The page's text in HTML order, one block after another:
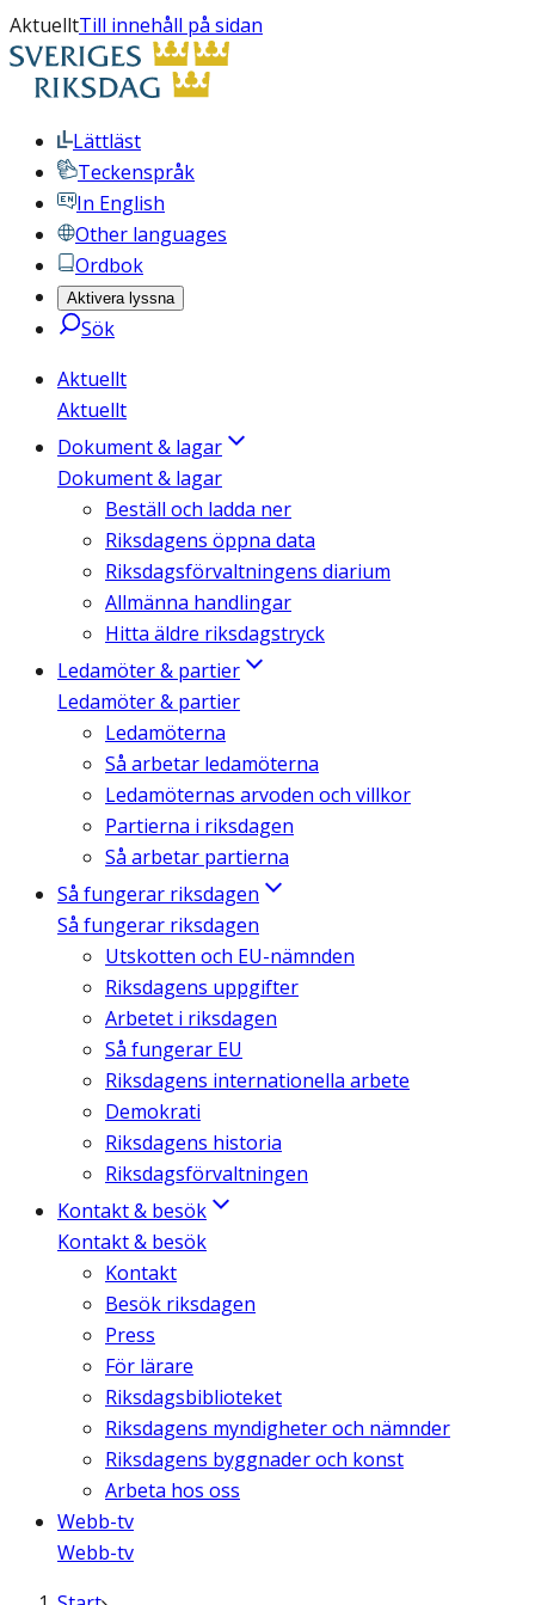
AktuelltTill innehåll på sidan
Lättläst
Teckenspråk
In English
Other languages
Ordbok
Aktivera lyssna
Sök
Aktuellt
Aktuellt
Dokument & lagar
Dokument & lagar
Beställ och ladda ner
Riksdagens öppna data
Riksdagsförvaltningens diarium
Allmänna handlingar
Hitta äldre riksdagstryck
Ledamöter & partier
Ledamöter & partier
Ledamöterna
Så arbetar ledamöterna
Ledamöternas arvoden och villkor
Partierna i riksdagen
Så arbetar partierna
Så fungerar riksdagen
Så fungerar riksdagen
Utskotten och EU-nämnden
Riksdagens uppgifter
Arbetet i riksdagen
Så fungerar EU
Riksdagens internationella arbete
Demokrati
Riksdagens historia
Riksdagsförvaltningen
Kontakt & besök
Kontakt & besök
Kontakt
Besök riksdagen
Press
För lärare
Riksdagsbiblioteket
Riksdagens myndigheter och nämnder
Riksdagens byggnader och konst
Arbeta hos oss
Webb-tv
Webb-tv